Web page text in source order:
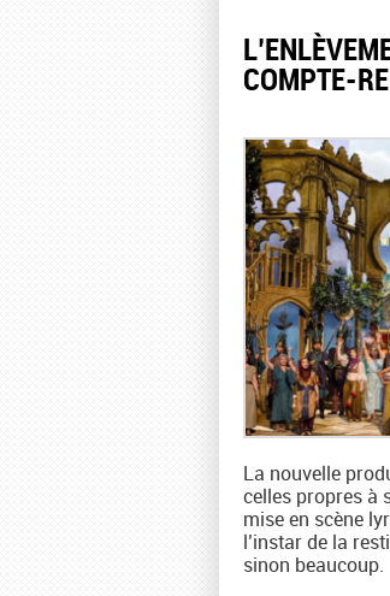
COMPTE-
La nouvelle
celles propres à
mise en scène
l’instar de la
sinon beaucoup.